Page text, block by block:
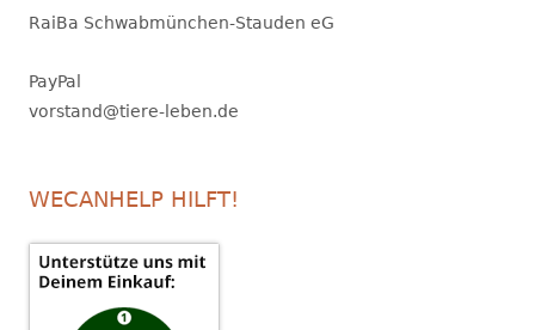
RaiBa Schwabmünchen-Stauden eG
PayPal
vorstand@tiere-leben.de
WECANHELP HILFT!